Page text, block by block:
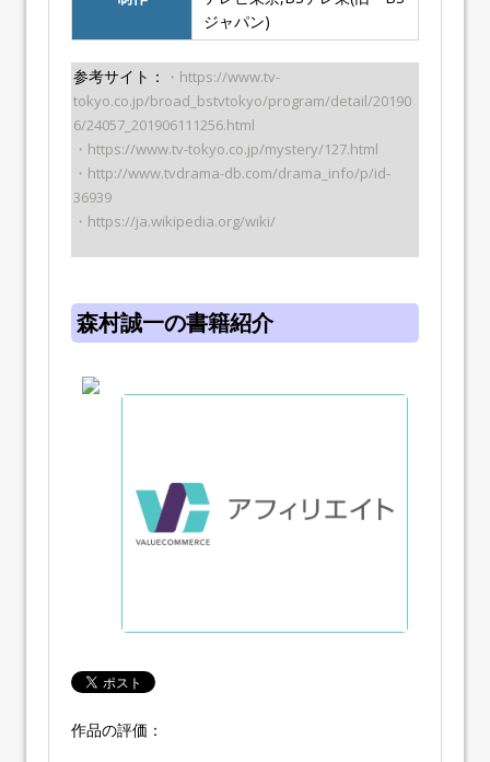
ジャパン)
参考サイト：
・https://www.tv-
tokyo.co.jp/broad_bstvtokyo/program/detail/20190
6/24057_201906111256.html
・https://www.tv-tokyo.co.jp/mystery/127.html
・http://www.tvdrama-db.com/drama_info/p/id-
36939
・https://ja.wikipedia.org/wiki/
森村誠一の書籍紹介
作品の評価：